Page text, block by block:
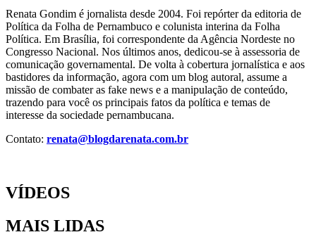
Renata Gondim é jornalista desde 2004. Foi repórter da editoria de
Política da Folha de Pernambuco e colunista interina da Folha
Política. Em Brasília, foi correspondente da Agência Nordeste no
Congresso Nacional. Nos últimos anos, dedicou-se à assessoria de
comunicação governamental. De volta à cobertura jornalística e aos
bastidores da informação, agora com um blog autoral, assume a
missão de combater as fake news e a manipulação de conteúdo,
trazendo para você os principais fatos da política e temas de
interesse da sociedade pernambucana.
Contato: renata@blogdarenata.com.br
VÍDEOS
MAIS LIDAS